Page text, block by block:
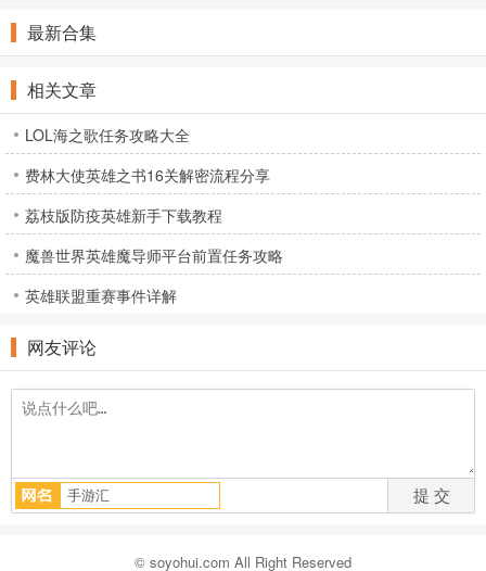
最新合集
相关文章
LOL海之歌任务攻略大全
费林大使英雄之书16关解密流程分享
荔枝版防疫英雄新手下载教程
魔兽世界英雄魔导师平台前置任务攻略
英雄联盟重赛事件详解
网友评论
© soyohui.com All Right Reserved